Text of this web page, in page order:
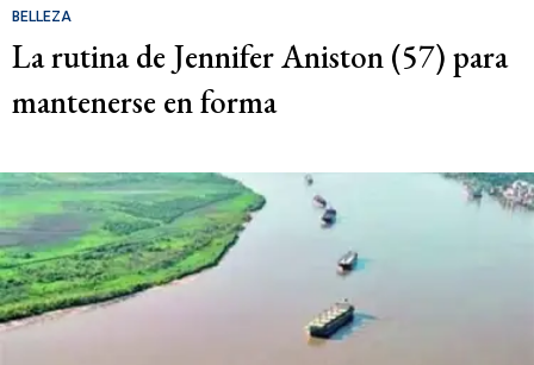
BELLEZA
La rutina de Jennifer Aniston (57) para
mantenerse en forma